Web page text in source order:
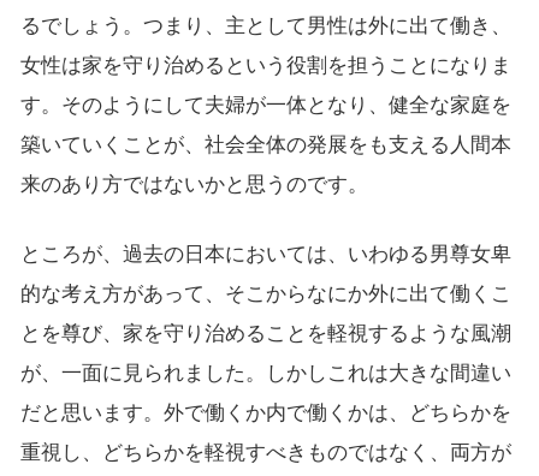
るでしょう。つまり、主として男性は外に出て働き、
女性は家を守り治めるという役割を担うことになりま
す。そのようにして夫婦が一体となり、健全な家庭を
築いていくことが、社会全体の発展をも支える人間本
来のあり方ではないかと思うのです。
ところが、過去の日本においては、いわゆる男尊女卑
的な考え方があって、そこからなにか外に出て働くこ
とを尊び、家を守り治めることを軽視するような風潮
が、一面に見られました。しかしこれは大きな間違い
だと思います。外で働くか内で働くかは、どちらかを
重視し、どちらかを軽視すべきものではなく、両方が